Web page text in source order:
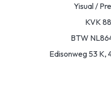
Yisual /
KVK
BTW
Edisonweg 53 K,
Meld je aan